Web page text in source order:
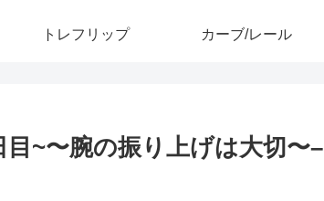
トレフリップ カーブ/レール
~〜腕の振り上げは大切〜–